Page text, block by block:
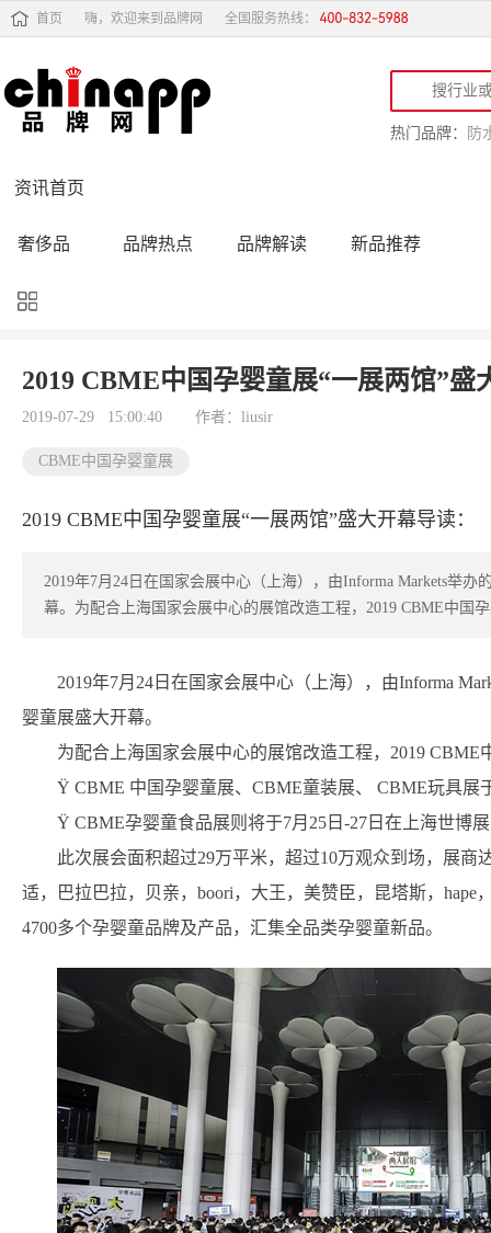
首页 嗨，欢迎来到品牌网 全国服务热线：
热门品牌： 防
资讯首页
奢侈品 品牌热点 品牌解读 新品推荐
品牌黑榜
品牌导购 专家点评 精彩点评
2019 CBME中国孕婴童展“一展两馆”盛
2019-07-29 15:00:40 作者：liusir
CBME中国孕婴童展
2019 CBME中国孕婴童展“一展两馆”盛大开幕导读：
2019年7月24日在国家会展中心（上海），由Informa Markets举
幕。为配合上海国家会展中心的展馆改造工程，2019 CBME中国
2019年7月24日在国家会展中心（上海），由Informa
婴童展盛大开幕。
为配合上海国家会展中心的展馆改造工程，2019
Ÿ CBME 中国孕婴童展、CBME童装展、 CBME玩具展
Ÿ CBME孕婴童食品展则将于7月25日-27日在上海世博
此次展会面积超过29万平米，超过10万观众到场，展商
适，巴拉巴拉，贝亲，boori，大王，美赞臣，昆塔斯，hape
4700多个孕婴童品牌及产品，汇集全品类孕婴童新品。